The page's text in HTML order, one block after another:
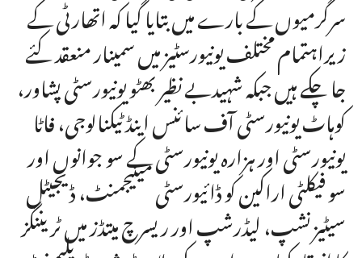
سرگرمیوں کے بارے میں بتایا گیا کہ اتھارٹی کے
زیراہتمام مختلف یونیورسٹیز میں سمینار منعقد کئے
جا چکے ہیں جبکہ شہیدبے نظیر بھٹو یونیورسٹی پشاور،
کوہاٹ یونیورسٹی آف سائنس اینڈ ٹیکنالوجی، فاٹا
یونیورسٹی اور ہزارہ یونیورسٹی کے سو جوانوں اور
سو فیکلٹی اراکین کو ڈائیورسٹی مینیجمنٹ، ڈیجیٹل
سیٹیزنشپ، لیڈرشپ اور ریسرچ میتڈز میں ٹریننگز